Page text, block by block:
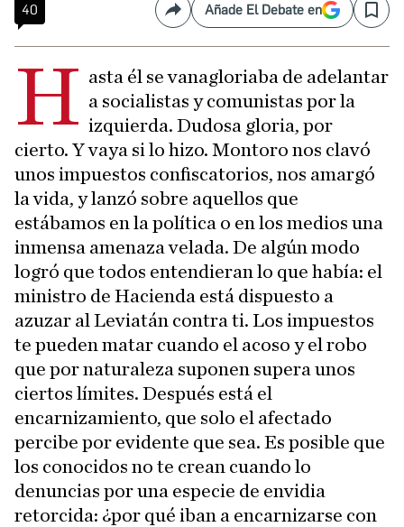
40 CompartirAñade El Debate en Save
H asta él se vanagloriaba de adelantar
a socialistas y comunistas por la
izquierda. Dudosa gloria, por
cierto. Y vaya si lo hizo. Montoro nos clavó
unos impuestos confiscatorios, nos amargó
la vida, y lanzó sobre aquellos que
estábamos en la política o en los medios una
inmensa amenaza velada. De algún modo
logró que todos entendieran lo que había: el
ministro de Hacienda está dispuesto a
azuzar al Leviatán contra ti. Los impuestos
te pueden matar cuando el acoso y el robo
que por naturaleza suponen supera unos
ciertos límites. Después está el
encarnizamiento, que solo el afectado
percibe por evidente que sea. Es posible que
los conocidos no te crean cuando lo
denuncias por una especie de envidia
retorcida: ¿por qué iban a encarnizarse con